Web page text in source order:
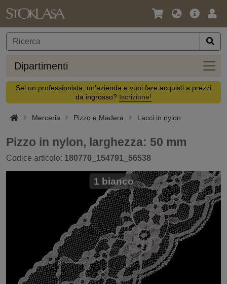
Lingua
Valuta
Offerta
Dipartimenti
Sei un professionista, un'azienda e vuoi fare acquisti a prezzi
da ingrosso? Iscrizione!
Merceria Pizzo e Madera Lacci in nylon
Pizzo in nylon, larghezza: 50 mm
Codice articolo: 180770_154791_56538
1 bianco